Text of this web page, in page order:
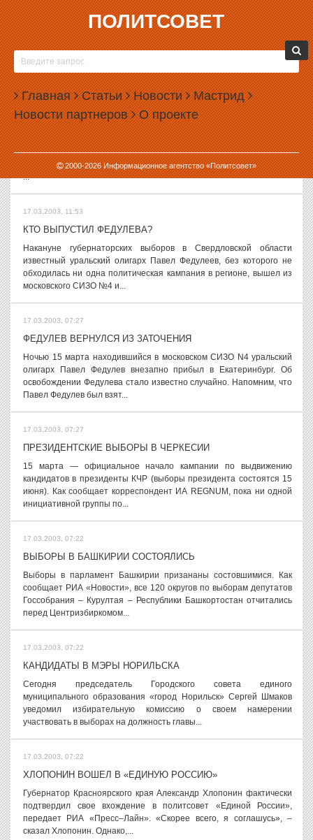
ПОЛИТСОВЕТ
Главная Статьи Новости Мастрид
Новости партнеров О проекте
2000-2026Информационное агентство «Политсовет»
17.03.2003, 17:56
КРИВДА ГУБЕРНАТОРА РОССЕЛЯ
Информационно-политический федеральный ресурс
«ПолитСовет» предлагает вашему вниманию текст статьи
«Кривда губернатора Росселя», опубликованный в 217-ом номере
газеты «Лимонка», и вызвавший у ряда...
17.03.2003, 14:40
...
17.03.2003, 11:53
КТО ВЫПУСТИЛ ФЕДУЛЕВА?
Накануне губернаторских выборов в Свердловской области
известный уральский олигарх Павел Федулеев, без которого не
обходилась ни одна политическая кампания в регионе, вышел из
московского СИЗО №4 и...
17.03.2003, 07:27
ФЕДУЛЕВ ВЕРНУЛСЯ ИЗ ЗАТОЧЕНИЯ
Ночью 15 марта находившийся в московском СИЗО N4 уральский
олигарх Павел Федулев внезапно прибыл в Екатеринбург. Об
освобождении Федулева стало известно случайно. Напомним, что
Павел Федулев был взят...
17.03.2003, 07:27
ПРЕЗИДЕНТСКИЕ ВЫБОРЫ В ЧЕРКЕСИИ
15 марта — официальное начало кампании по выдвижению
кандидатов в президенты КЧР (выборы президента состоятся 15
июня). Как сообщает корреспондент ИА REGNUM, пока ни одной
инициативной группы по...
17.03.2003, 07:22
ВЫБОРЫ В БАШКИРИИ СОСТОЯЛИСЬ
Выборы в парламент Башкирии призананы состовшимися. Как
сообщает РИА «Новости», все 120 округов по выборам депутатов
Госсобрания – Курултая – Республики Башкортостан отчитались
перед Центризбиркомом...
17.03.2003, 07:22
КАНДИДАТЫ В МЭРЫ НОРИЛЬСКА
Сегодня председатель Городского совета единого
муниципального образования «город Норильск» Сергей Шмаков
уведомил избирательную комиссию о своем намерении
участвовать в выборах на должность главы...
17.03.2003, 07:22
ХЛОПОНИН ВОШЕЛ В «ЕДИНУЮ РОССИЮ»
Губернатор Красноярского края Александр Хлопонин фактически
подтвердил свое вхождение в политсовет «Единой России»,
передает РИА «Пресс–Лайн». «Скорее всего, я соглашусь», –
сказал Хлопонин. Однако,...